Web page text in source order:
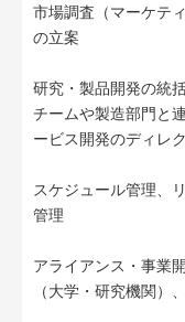
市場調査（マーケテ
の立案
研究・製品開発の統
チームや製造部門と
ービス開発のディレ
スケジュール管理、
管理
アライアンス・事業
（大学・研究機関）